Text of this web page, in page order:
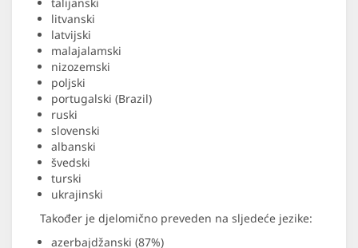
talijanski
litvanski
latvijski
malajalamski
nizozemski
poljski
portugalski (Brazil)
ruski
slovenski
albanski
švedski
turski
ukrajinski
Također je djelomično preveden na sljedeće jezike:
azerbajdžanski (87%)